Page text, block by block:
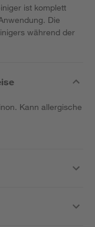
ist komplett
Die
während der
Kann allergische